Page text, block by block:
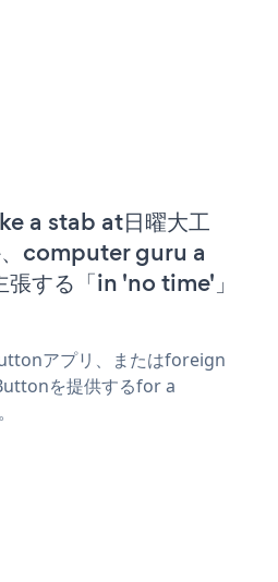
a stab at日曜大工
、computer guru a
する「in 'no time'」
アプリ、またはforeign
を提供するfor a